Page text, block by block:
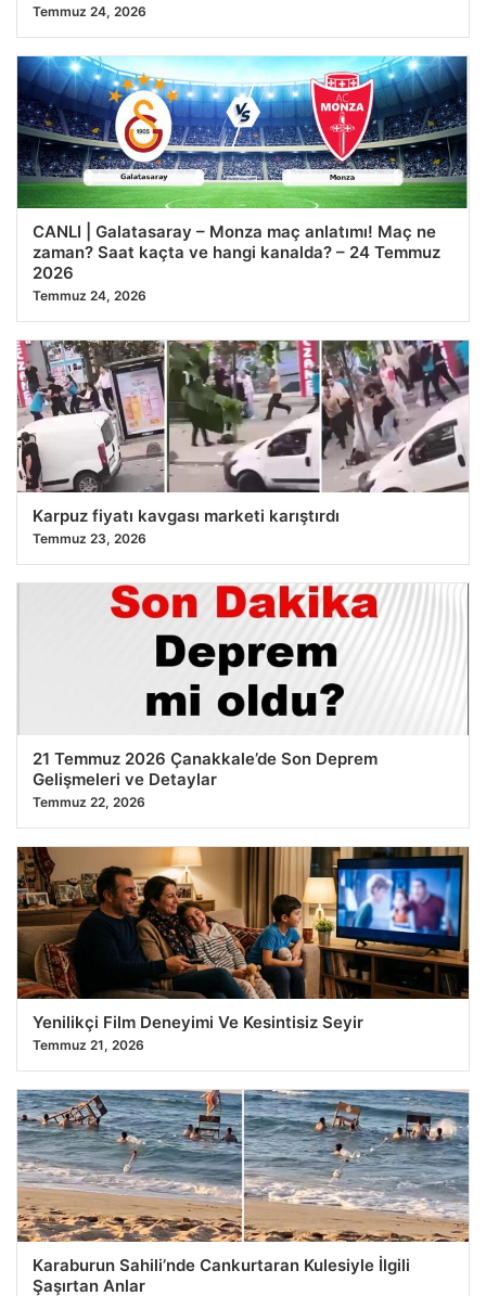
Temmuz 24, 2026
CANLI | Galatasaray – Monza maç anlatımı! Maç ne
zaman? Saat kaçta ve hangi kanalda? – 24 Temmuz
2026
Temmuz 24, 2026
Karpuz fiyatı kavgası marketi karıştırdı
Temmuz 23, 2026
21 Temmuz 2026 Çanakkale’de Son Deprem
Gelişmeleri ve Detaylar
Temmuz 22, 2026
Yenilikçi Film Deneyimi Ve Kesintisiz Seyir
Temmuz 21, 2026
Karaburun Sahili’nde Cankurtaran Kulesiyle İlgili
Şaşırtan Anlar